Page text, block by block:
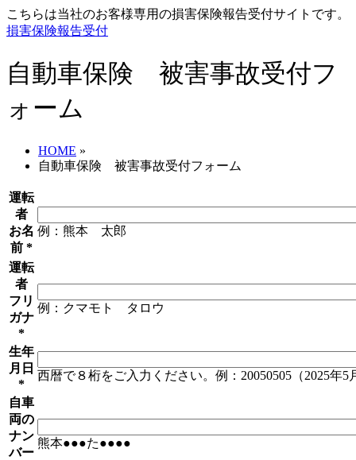
こちらは当社のお客様専用の損害保険報告受付サイトです。
損害保険報告受付
自動車保険 被害事故受付フ
ォーム
HOME »
自動車保険 被害事故受付フォーム
運転
者
お名
前 *
例：熊本 太郎
運転
者
フリ
ガナ
*
例：クマモト タロウ
生年
月日
*
西暦で８桁をご入力ください。例：20050505（2025年5
自車
両の
ナン
バー
熊本●●●た●●●●